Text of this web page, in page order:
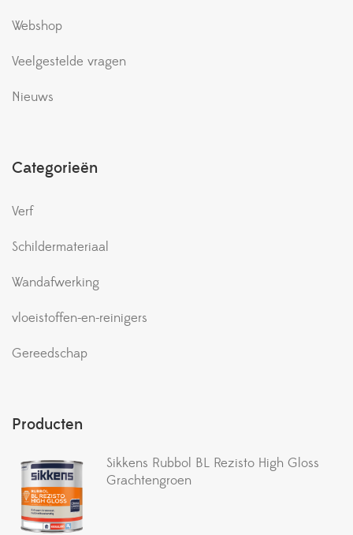
Webshop
Veelgestelde vragen
Nieuws
Categorieën
Verf
Schildermateriaal
Wandafwerking
vloeistoffen-en-reinigers
Gereedschap
Producten
Sikkens Rubbol BL Rezisto High Gloss
Grachtengroen